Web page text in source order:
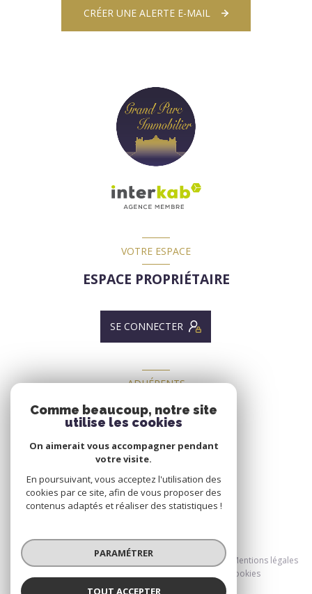
CRÉER UNE ALERTE E-MAIL
VOTRE ESPACE
ESPACE PROPRIÉTAIRE
SE CONNECTER
ADHÉRENTS
NOUS ADHÉRONS
© 2026 | Tous droits réservés
Nos honoraires
Nos partenaires
Mentions légales
Cookies
Comme beaucoup, notre site
utilise les cookies
On aimerait vous accompagner pendant
votre visite.
En poursuivant, vous acceptez l'utilisation des
cookies par ce site, afin de vous proposer des
contenus adaptés et réaliser des statistiques !
PARAMÉTRER
TOUT ACCEPTER